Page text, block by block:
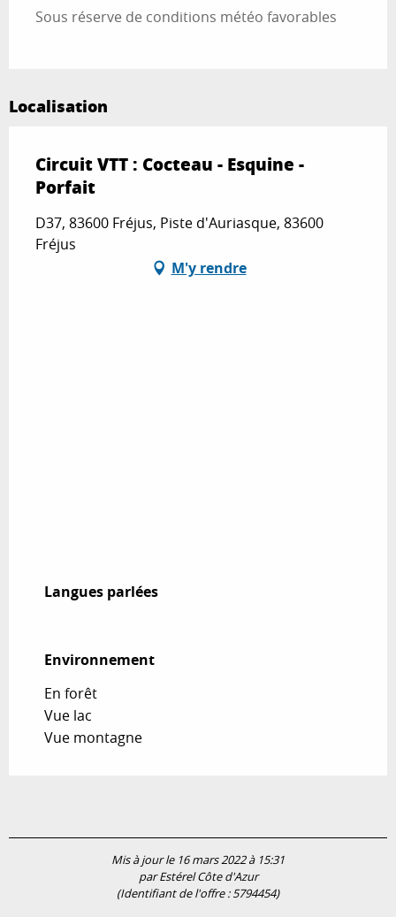
Sous réserve de conditions météo favorables
Localisation
Circuit VTT : Cocteau - Esquine -
Porfait
D37, 83600 Fréjus, Piste d'Auriasque, 83600
Fréjus
M'y rendre
Langues parlées
Langues parlées
Environnement
Environnement
En forêt
Vue lac
Vue montagne
Mis à jour le 16 mars 2022 à 15:31
par Estérel Côte d'Azur
(Identifiant de l'offre :5794454)